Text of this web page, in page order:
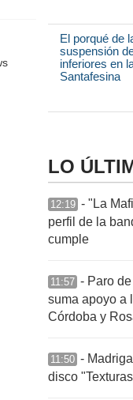
El porqué de
suspensión
inferiores en
Santafesina
LO
12:19 - "La
perfil de la
cumple
11:57 - Paro
suma apoyo a
Córdoba y
11:50 -
disco